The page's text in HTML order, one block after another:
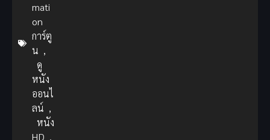
mati
on
การ์ตู
น ,
ดู
หนัง
ออนไ
ลน์ ,
หนัง
HD ,